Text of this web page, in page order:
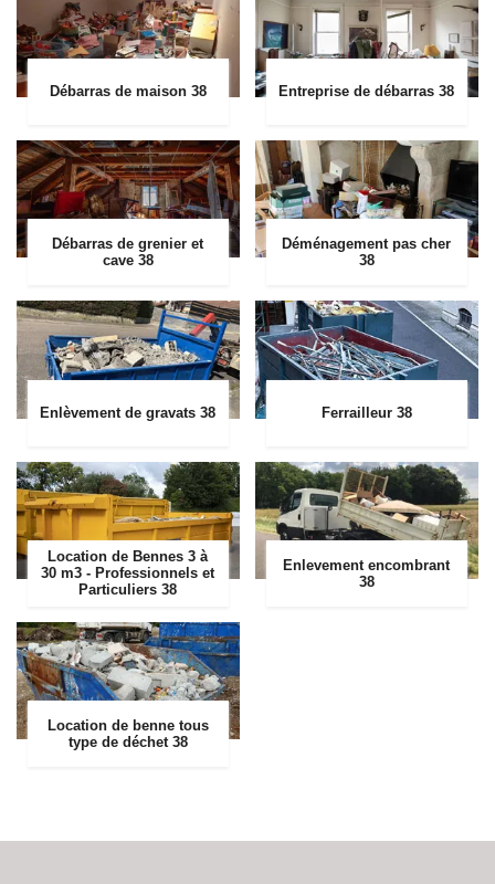
Débarras de maison 38 Entreprise de débarras 38
Débarras de grenier et
cave 38
Déménagement pas cher
38
Enlèvement de gravats 38 Ferrailleur 38
Location de Bennes 3 à
30 m3 - Professionnels et
Particuliers 38
Enlevement encombrant
38
Location de benne tous
type de déchet 38